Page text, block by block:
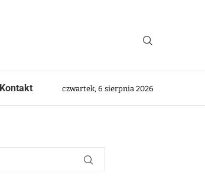
Kontakt czwartek, 6 sierpnia 2026